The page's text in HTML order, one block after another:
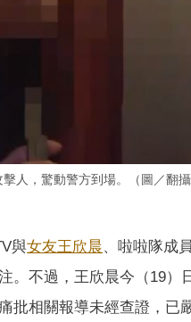
人，驚動警方到場。（圖／翻攝
與女友王欣晨、啦啦隊成
。不過，王欣晨今（19）
批相關報導未經查證，已